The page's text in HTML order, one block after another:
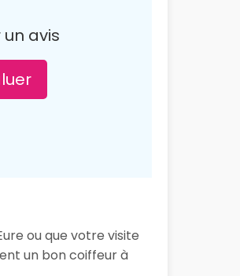
un avis
ou que votre visite
un bon coiffeur à